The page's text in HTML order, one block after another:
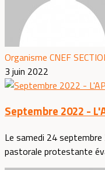
Organisme CNEF
3 juin 2022
Septembre 2022 -
Le samedi 24
pastorale protestante